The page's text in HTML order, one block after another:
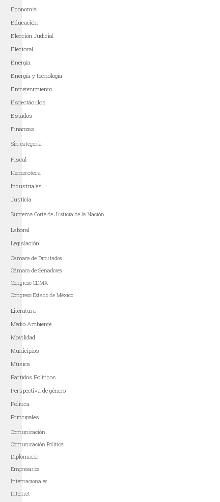
Economía
Educación
Elección Judicial
Electoral
Energía
Energía y tecnología
Entretenimiento
Espectáculos
Estados
Finanzas
Sin categoría
Fiscal
Hemeroteca
Industriales
Justicia
Suprema Corte de Justicia de la Nación
Laboral
Legislación
Cámara de Diputados
Cámara de Senadores
Congreso CDMX
Congreso Estado de México
Literatura
Medio Ambiente
Movilidad
Municipios
Música
Partidos Políticos
Perspectiva de género
Política
Principales
Comunicación
Comunicación Política
Diplomacia
Empresarios
Internacionales
Internet